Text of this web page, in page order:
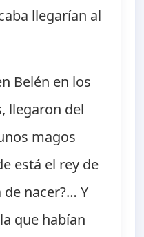
llegarían al
Belén en los
llegaron del
magos
está el rey de
nacer?… Y
que habían